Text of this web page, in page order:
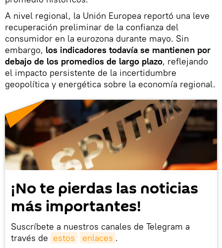
A nivel regional, la Unión Europea reportó una leve
recuperación preliminar de la confianza del
consumidor en la eurozona durante mayo. Sin
embargo, los indicadores todavía se mantienen por
debajo de los promedios de largo plazo, reflejando
el impacto persistente de la incertidumbre
geopolítica y energética sobre la economía regional.
¡No te pierdas las noticias
más importantes!
Suscríbete a nuestros canales de Telegram a
través de estos enlaces .